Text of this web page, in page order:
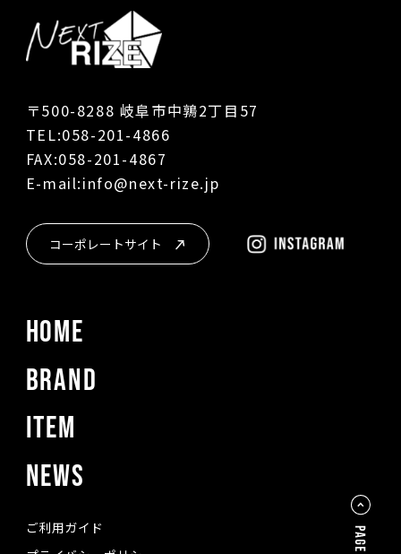
〒500-8288 岐阜市中鶉2丁目57
TEL:058-201-4866
FAX:058-201-4867
E-mail:info@next-rize.jp
コーポレートサイト
HOME
BRAND
ITEM
NEWS
ご利用ガイド